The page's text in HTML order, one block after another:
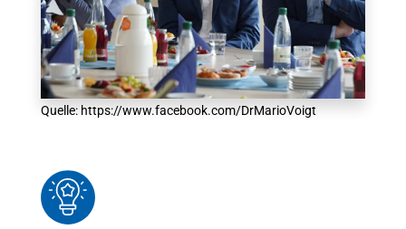
Quelle: https://www.facebook.com/DrMarioVoigt